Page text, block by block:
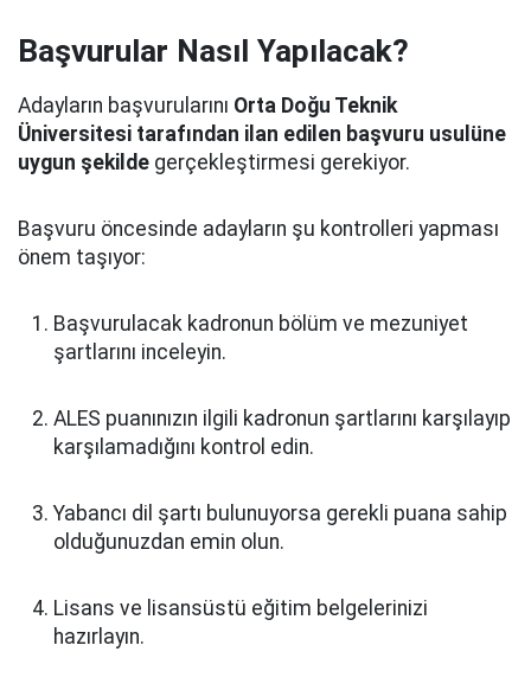
Başvurular Nasıl Yapılacak?
Adayların başvurularını Orta Doğu Teknik
Üniversitesi tarafından ilan edilen başvuru usulüne
uygun şekilde gerçekleştirmesi gerekiyor.
Başvuru öncesinde adayların şu kontrolleri yapması
önem taşıyor:
Başvurulacak kadronun bölüm ve mezuniyet
şartlarını inceleyin.
ALES puanınızın ilgili kadronun şartlarını karşılayıp
karşılamadığını kontrol edin.
Yabancı dil şartı bulunuyorsa gerekli puana sahip
olduğunuzdan emin olun.
Lisans ve lisansüstü eğitim belgelerinizi
hazırlayın.